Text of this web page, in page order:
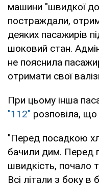
машини "швидкої
постраждали,
деяких пасажирів
шоковий стан.
не пояснила
отримати свої
При цьому інша
"112" розповіла, що
"Перед посадкою
бачили дим. Перед
швидкість, почало
Всі літали з боку в